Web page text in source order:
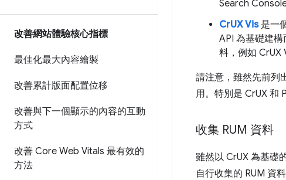
改善網站體驗核心指標
最佳化最大內容繪製
改善累計版面配置位移
改善與下一個顯示的內容的互動
方式
改善 Core Web Vitals 最有效的
方法
Search
CrUX Vis是一
API 為基礎建
料，例如 CrUX
請注意，雖然先前列
用。特別是 CrUX 和
收集 RUM 資料
雖然以 CrUX 為基礎
自行收集的 RUM 資